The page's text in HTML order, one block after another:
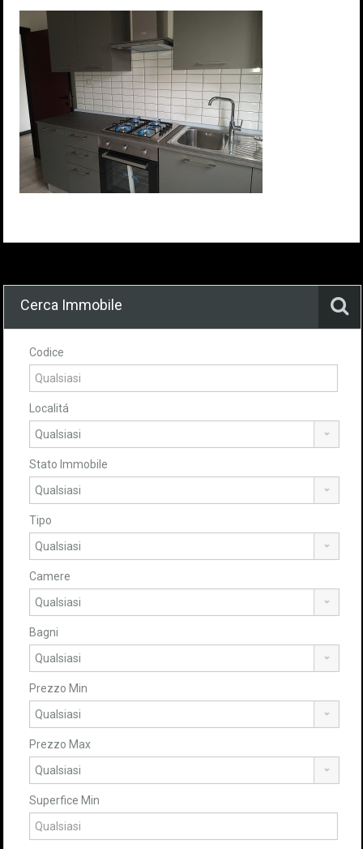
Cerca Immobile
Codice
Localitá
Stato Immobile
Tipo
Camere
Bagni
Prezzo Min
Prezzo Max
Superfice Min